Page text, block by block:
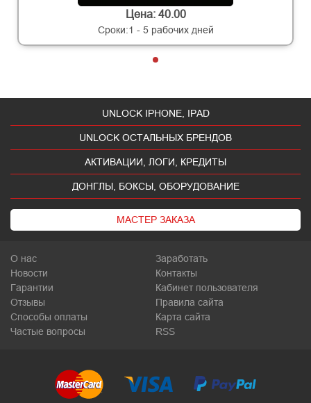
Цена: 40.00
Сроки:1 - 5 рабочих дней
UNLOCK IPHONE, IPAD
UNLOCK ОСТАЛЬНЫХ БРЕНДОВ
АКТИВАЦИИ, ЛОГИ, КРЕДИТЫ
ДОНГЛЫ, БОКСЫ, ОБОРУДОВАНИЕ
МАСТЕР ЗАКАЗА
О нас
Новости
Гарантии
Отзывы
Способы оплаты
Частые вопросы
Заработать
Контакты
Кабинет пользователя
Правила сайта
Карта сайта
RSS